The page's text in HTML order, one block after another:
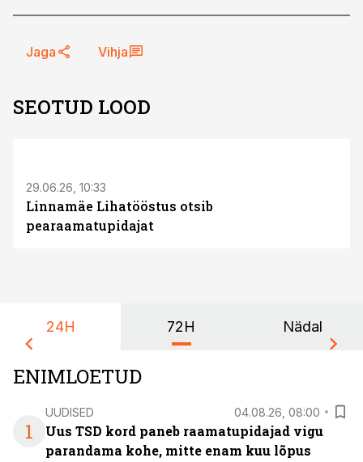
Jaga Vihja
SEOTUD LOOD
29.06.26, 10:33
Linnamäe Lihatööstus otsib
pearaamatupidajat
24H 72H Nädal
ENIMLOETUD
1
UUDISED 04.08.26, 08:00
Uus TSD kord paneb raamatupidajad vigu
parandama kohe, mitte enam kuu lõpus